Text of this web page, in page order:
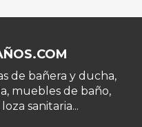
de bañera y ducha,
muebles de baño,
sanitaria...